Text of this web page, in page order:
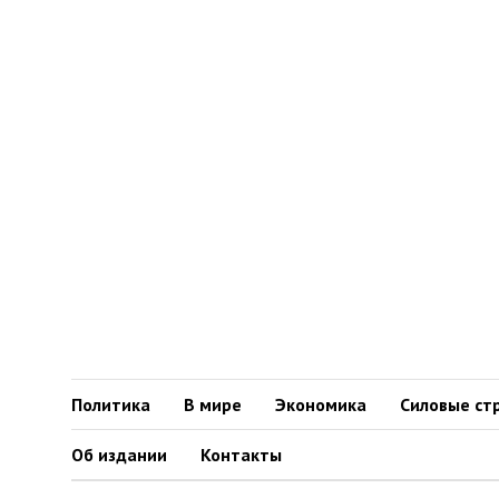
Политика В мире Экономика Силовые
Об издании Контакты